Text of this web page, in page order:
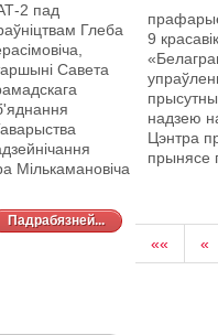
2 пад
Глеба
Савета
Мількамановіча
Падрабязней...
9
надзею
Цэнтра
прынясе
«« «